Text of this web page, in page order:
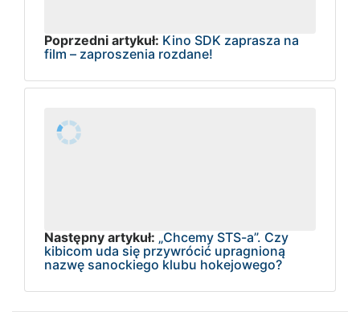
Poprzedni artykuł: Kino SDK zaprasza na
film – zaproszenia rozdane!
Następny artykuł: „Chcemy STS-a”. Czy
kibicom uda się przywrócić upragnioną
nazwę sanockiego klubu hokejowego?